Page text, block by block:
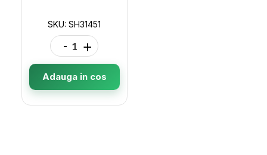
SKU: SH31451
- +
Adauga in cos